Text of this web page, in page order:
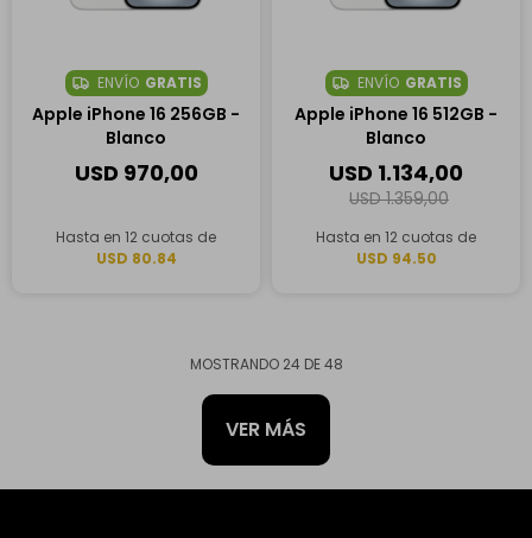
ENVÍO GRATIS
Apple iPhone 16 256GB -
Blanco
USD 970,00
Hasta en 12 cuotas de
USD 80.84
ENVÍO GRATIS
Apple iPhone 16 512GB -
Blanco
USD 1.134,00
USD 1.359,00
Hasta en 12 cuotas de
USD 94.50
MOSTRANDO 24 DE48
VER MÁS